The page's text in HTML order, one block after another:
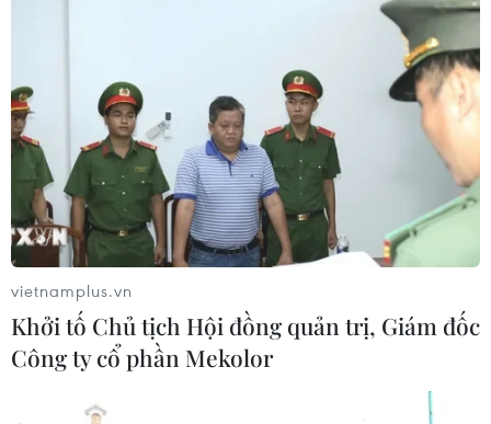
vietnamplus.vn
Khởi tố Chủ tịch Hội đồng quản trị, Giám đốc
Công ty cổ phần Mekolor